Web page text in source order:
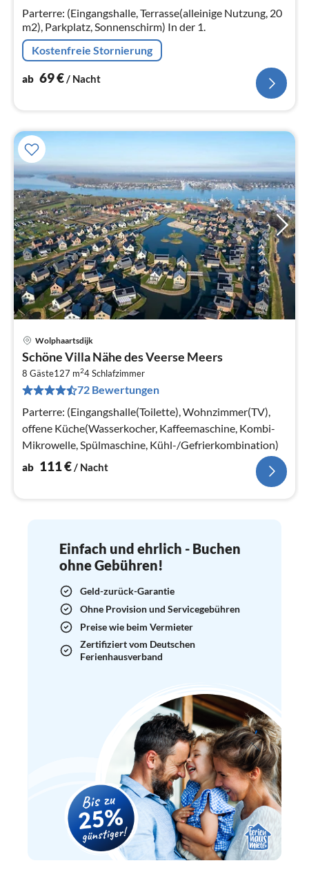
Parterre: (Eingangshalle, Terrasse(alleinige Nutzung, 20
m2), Parkplatz, Sonnenschirm) In der 1.
Kostenfreie Stornierung
ab 69€/ Nacht
Wolphaartsdijk
Schöne Villa Nähe des Veerse Meers
8 Gäste127 m24Schlafzimmer
72 Bewertungen
Parterre: (Eingangshalle(Toilette), Wohnzimmer(TV),
offene Küche(Wasserkocher, Kaffeemaschine, Kombi-
Mikrowelle, Spülmaschine, Kühl-/Gefrierkombination)
ab 111€/ Nacht
Einfach und ehrlich - Buchen
ohne Gebühren!
Geld-zurück-Garantie
Ohne Provision und Servicegebühren
Preise wie beim Vermieter
Zertifiziert vom Deutschen
Ferienhausverband